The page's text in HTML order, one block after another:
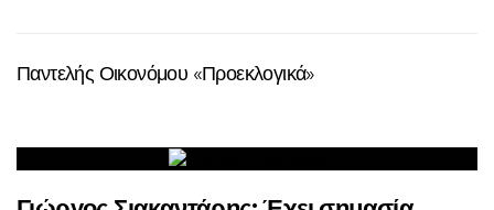
Παντελής Οικονόμου «Προεκλογικά»